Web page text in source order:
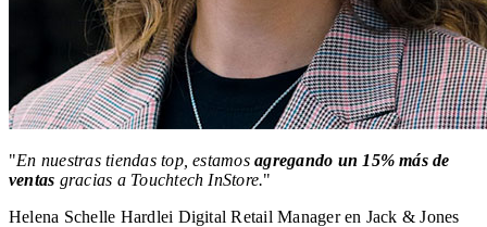
"En nuestras tiendas top, estamosagregando un 15% más de
ventas gracias a Touchtech InStore."
Helena Schelle Hardlei Digital Retail Manager en Jack & Jones